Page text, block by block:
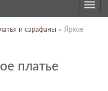
Toggle
и сарафаны » Яркое
платье